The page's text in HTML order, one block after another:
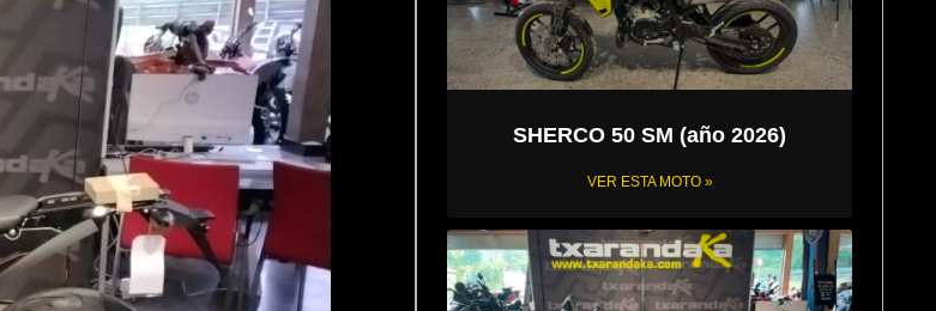
SHERCO 50 SM (año 2026)
VER ESTA MOTO »